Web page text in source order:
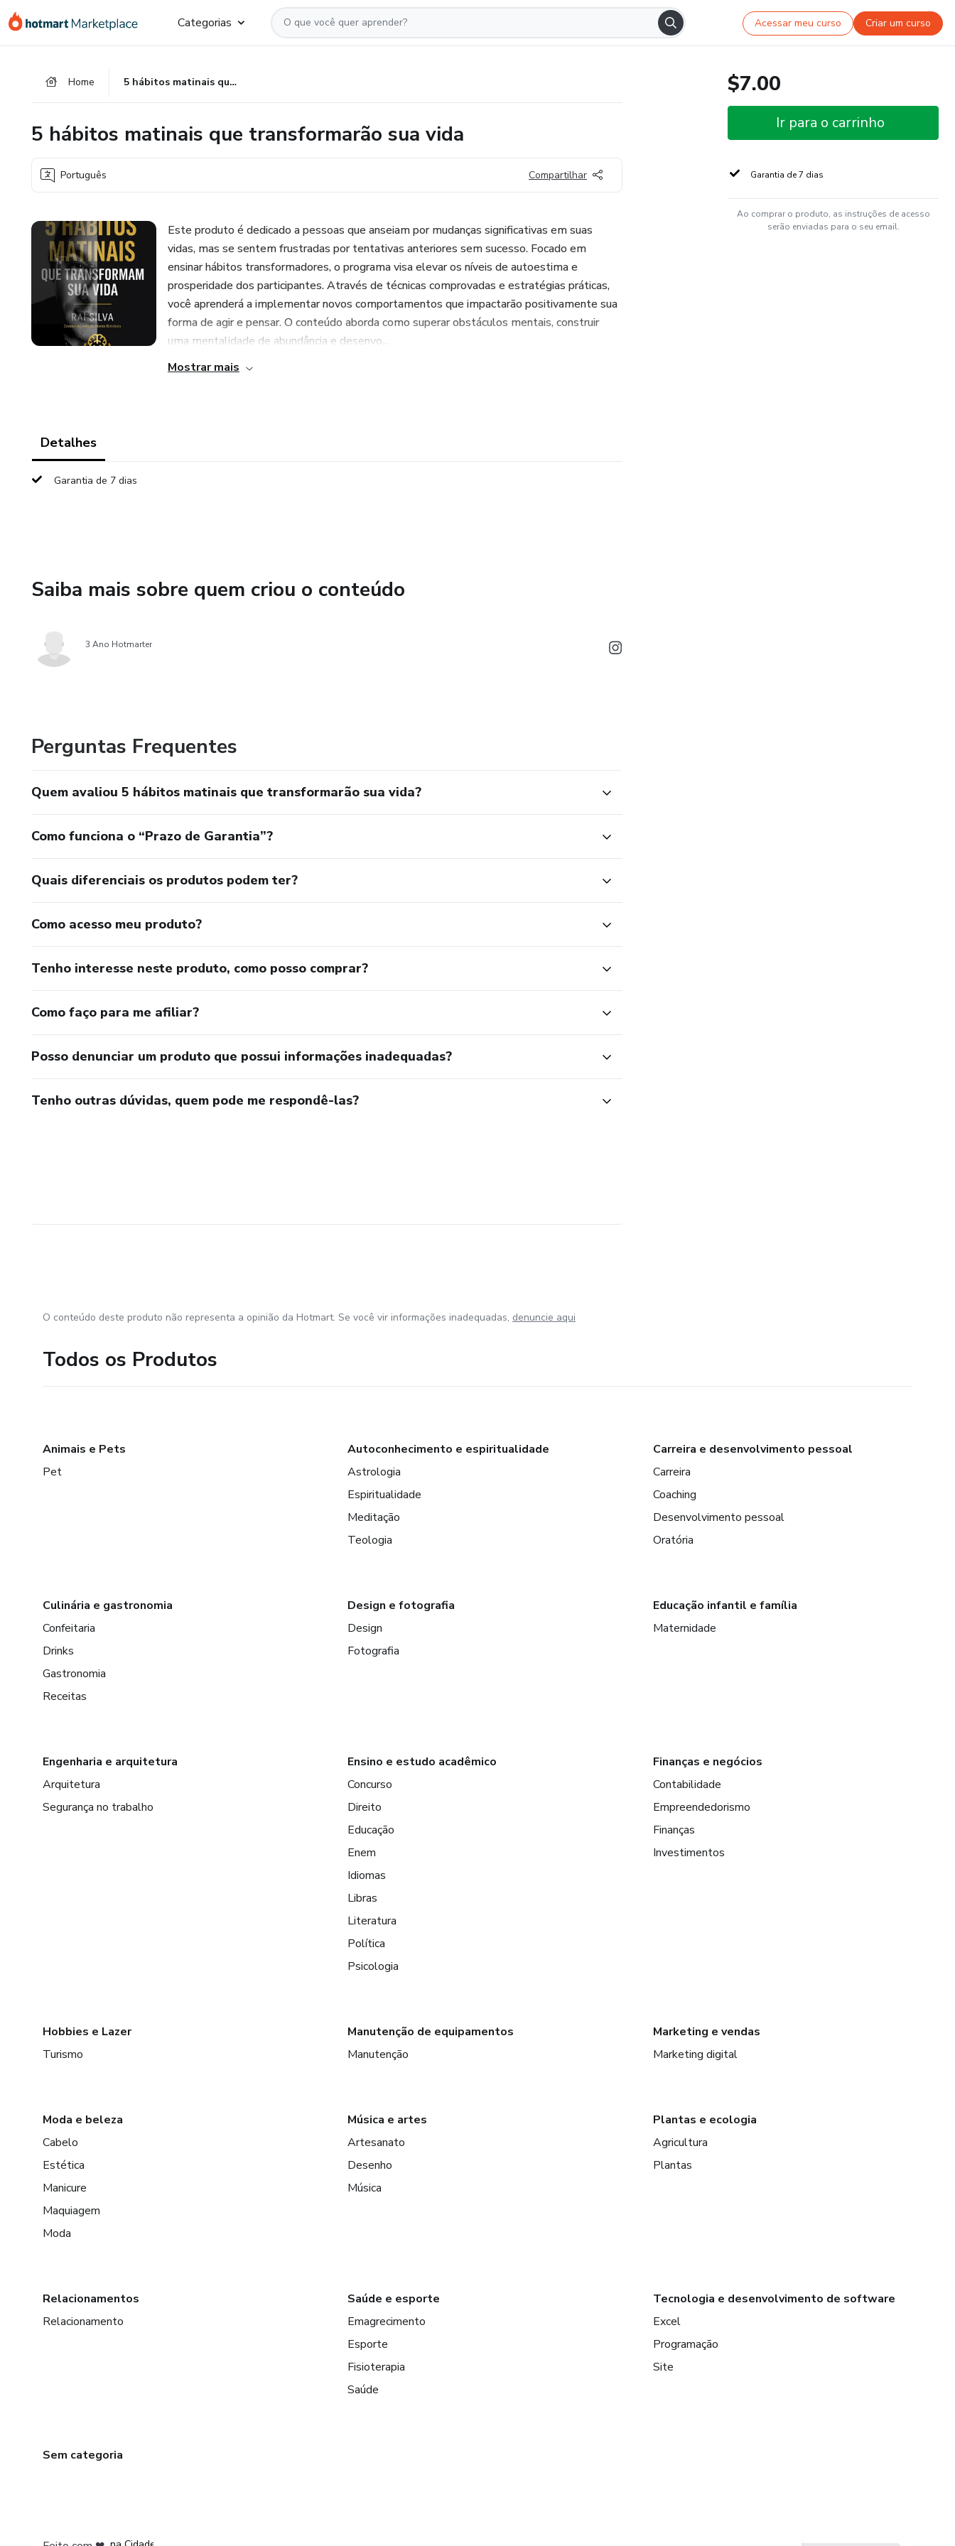
para
para
para
Categorias Acessar meu curso Criar um curso
Home 5 hábitos matinais que transformarão sua vida
5 hábitos matinais que transformarão sua vida
Português Compartilhar
Este produto é dedicado a pessoas que anseiam por mudanças significativas em suas
vidas, mas se sentem frustradas por tentativas anteriores sem sucesso. Focado em
ensinar hábitos transformadores, o programa visa elevar os níveis de autoestima e
prosperidade dos participantes. Através de técnicas comprovadas e estratégias práticas,
você aprenderá a implementar novos comportamentos que impactarão positivamente sua
forma de agir e pensar. O conteúdo aborda como superar obstáculos mentais, construir
uma mentalidade de abundância e desenvo...
Mostrar mais
Detalhes
Garantia de 7 dias
Saiba mais sobre quem criou o conteúdo
3 Ano Hotmarter
Perguntas Frequentes
Quem avaliou 5 hábitos matinais que transformarão sua vida?
Como funciona o “Prazo de Garantia”?
Quais diferenciais os produtos podem ter?
Como acesso meu produto?
Tenho interesse neste produto, como posso comprar?
Como faço para me afiliar?
Posso denunciar um produto que possui informações inadequadas?
Tenho outras dúvidas, quem pode me respondê-las?
$7.00
Ir para o carrinho
Garantia de 7 dias
Ao comprar o produto, as instruções de acesso
serão enviadas para o seu email.
O conteúdo deste produto não representa a opinião da Hotmart. Se você vir informações inadequadas, denuncie aqui
Todos os Produtos
Animais e Pets
Pet
Autoconhecimento e espiritualidade
Astrologia
Espiritualidade
Meditação
Teologia
Carreira e desenvolvimento pessoal
Carreira
Coaching
Desenvolvimento pessoal
Oratória
Culinária e gastronomia
Confeitaria
Drinks
Gastronomia
Receitas
Design e fotografia
Design
Fotografia
Educação infantil e família
Maternidade
Engenharia e arquitetura
Arquitetura
Segurança no trabalho
Ensino e estudo acadêmico
Concurso
Direito
Educação
Enem
Idiomas
Libras
Literatura
Política
Psicologia
Finanças e negócios
Contabilidade
Empreendedorismo
Finanças
Investimentos
Hobbies e Lazer
Turismo
Manutenção de equipamentos
Manutenção
Marketing e vendas
Marketing digital
Moda e beleza
Cabelo
Estética
Manicure
Maquiagem
Moda
Música e artes
Artesanato
Desenho
Música
Plantas e ecologia
Agricultura
Plantas
Relacionamentos
Relacionamento
Saúde e esporte
Emagrecimento
Esporte
Fisioterapia
Saúde
Tecnologia e desenvolvimento de software
Excel
Programação
Site
Sem categoria
na Cidade do México